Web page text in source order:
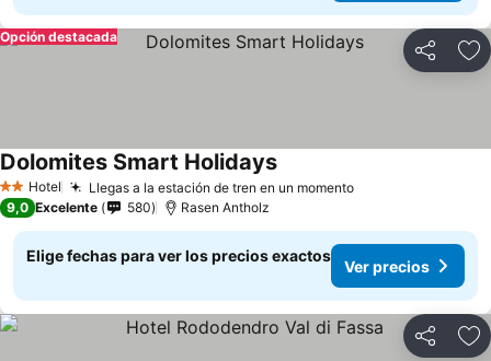
Compartir
Opción destacada
2 Estrellas
Hotel Llegas a la estación de tren en un momento
Dolomites Smart Holidays
9,0 Excelente 580 Rasen Antholz
Elige fechas para ver los precios exactos
Ver precios
Compartir